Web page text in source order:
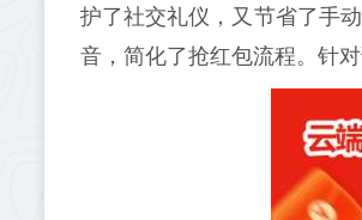
护了社交礼仪，又节省了手
音，简化了抢红包流程。针